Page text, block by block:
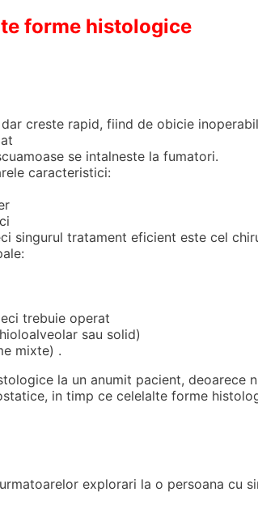
forme histologice
creste rapid, fiind de obicie
se intalneste la fumatori.
caracteristici:
singurul tratament eficient este cel
trebuie operat
sau solid)
mixte) .
la un anumit pacient, deoarece
in timp ce celelalte forme
explorari la o persoana cu